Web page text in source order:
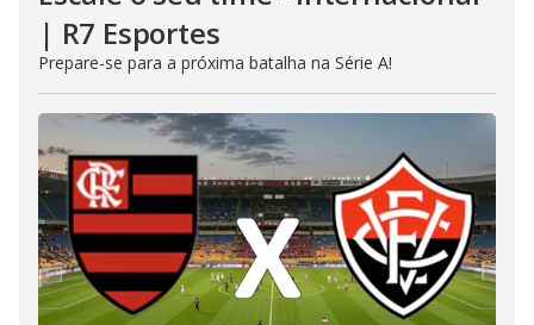
| R7 Esportes
Prepare-se para a próxima batalha na Série A!